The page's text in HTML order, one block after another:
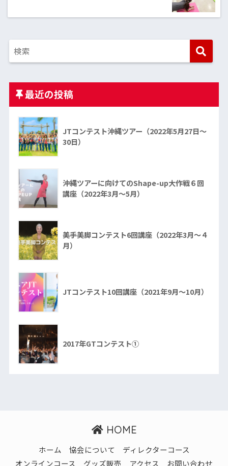
最近の投稿
JTコンテスト沖縄ツアー（2022年5月27日～
30日）
沖縄ツアーに向けてのShape-up大作戦６回
講座（2022年3月～5月）
美手美脚コンテスト6回講座（2022年3月～４
月）
JTコンテスト10回講座（2021年9月～10月）
2017年GTコンテスト①
HOME
ホーム 協会について
ディレクターコース
オンラインコース
グッズ販売 アクセス お問い合わせ